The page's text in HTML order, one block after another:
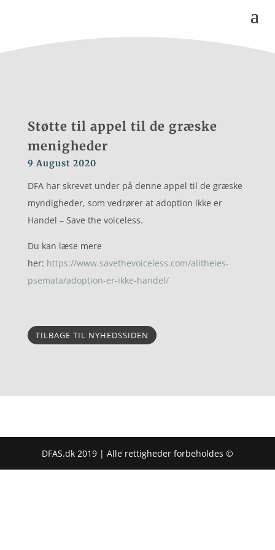
Støtte til appel til de græske
menigheder
9 August 2020
DFA har skrevet under på denne appel til de græske
myndigheder, som vedrører at adoption ikke er
Handel – Save the voiceless.
Du kan læse mere
her: https://www.savethevoiceless.com/alitheies-
psemata/adoption-er-ikke-handel/
TILBAGE TIL NYHEDSSIDEN
DFAS.dk 2019 | Alle rettigheder forbeholdes ©